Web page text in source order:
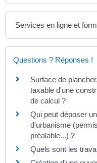
Services en ligne et
Questions ? Réponses !
Surface de
taxable d'une
de calcul ?
Qui peut déposer
d'urbanisme
préalable...) ?
Quels sont les